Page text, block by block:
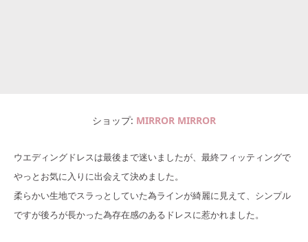
ショップ MIRROR MIRROR
ウエディングドレスは最後まで迷いましたが、最終フィッティングで
やっとお気に入りに出会えて決めました。
柔らかい生地でスラっとしていた為ラインが綺麗に見えて、シンプル
ですが後ろが長かった為存在感のあるドレスに惹かれました。